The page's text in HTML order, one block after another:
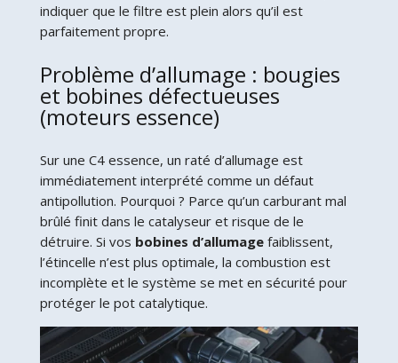
indiquer que le filtre est plein alors qu’il est
parfaitement propre.
Problème d’allumage : bougies
et bobines défectueuses
(moteurs essence)
Sur une C4 essence, un raté d’allumage est
immédiatement interprété comme un défaut
antipollution. Pourquoi ? Parce qu’un carburant mal
brûlé finit dans le catalyseur et risque de le
détruire. Si vos bobines d’allumagefaiblissent,
l’étincelle n’est plus optimale, la combustion est
incomplète et le système se met en sécurité pour
protéger le pot catalytique.